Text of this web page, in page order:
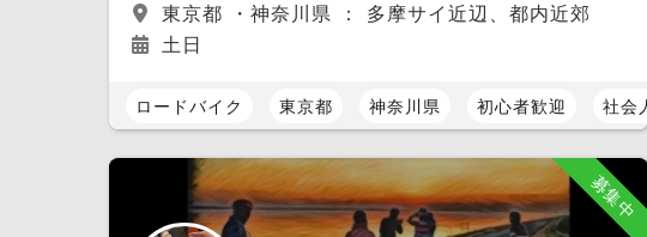
東京都 ・神奈川県 ： 多摩サイ近辺、都内近郊
土日
ロードバイク 東京都 神奈川県 初心者歓迎 社会
募集中